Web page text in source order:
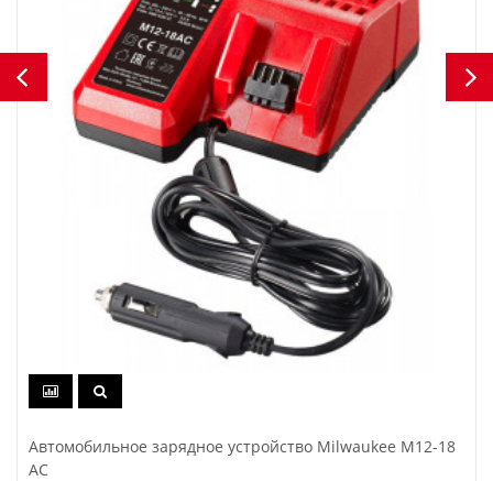
Автомобильное зарядное устройство Milwaukee M12-18
AC